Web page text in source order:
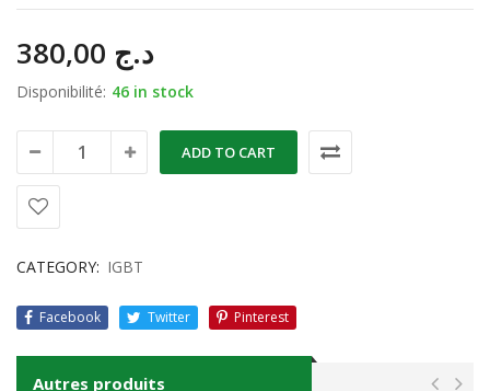
د.ج
Disponibilité: 46 in stock
ADD TO CART
CATEGORY: IGBT
Facebook Twitter Pinterest
Autres produits